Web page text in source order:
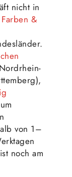
nicht in
&
von 1–
noch am